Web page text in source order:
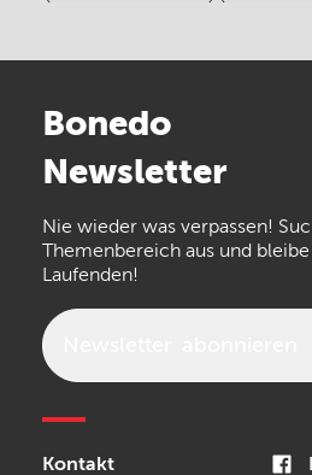
Arturia
the t.bone
Walrus Audio
Bonedo
Newsletter
Nie wieder was verpassen!
Themenbereich aus und
Laufenden!
Kontakt